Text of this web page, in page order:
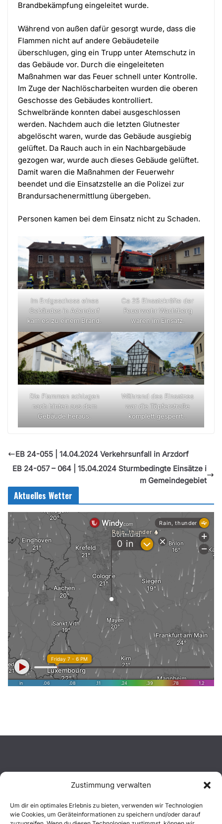
Zustimmung verwalten
Um dir ein optimales Erlebnis zu bieten, verwenden wir Technologien
wie Cookies, um Geräteinformationen zu speichern und/oder darauf
Brandbekämpfung eingeleitet wurde.
Während von außen dafür gesorgt wurde, dass die
Flammen nicht auf andere Gebäudeteile
überschlugen, ging ein Trupp unter Atemschutz in
das Gebäude vor. Durch die eingeleiteten
Maßnahmen war das Feuer schnell unter Kontrolle.
Im Zuge der Nachlöscharbeiten wurden die oberen
Geschosse des Gebäudes kontrolliert.
Schwelbrände konnten dabei ausgeschlossen
werden. Nachdem auch die letzten Glutnester
abgelöscht waren, wurde das Gebäude ausgiebig
gelüftet. Da Rauch auch in ein Nachbargebäude
gezogen war, wurde auch dieses Gebäude gelüftet.
Damit waren die Maßnahmen der Feuerwehr
beendet und die Einsatzstelle an die Polizei zur
Brandursachenermittlung übergeben.
Personen kamen bei dem Einsatz nicht zu Schaden.
Im Erdgeschoss eines
Gebäudes in Adendorf
kam es zu einem Brand.
Ca 25 Einsatzkräfte der
Feuerwehr Wachtberg
waren im Einsatz.
Die Flammen schlugen
nach hinten aus dem
Gebäude heraus.
Während des Einsatzes
war die Töpferstraße
komplett gesperrt..
EB 24-055 | 14.04.2024 Verkehrsunfall in Arzdorf
EB 24-057 – 064 | 15.04.2024 Sturmbedingte Einsätze i
m Gemeindegebiet
Aktuelles Wetter
Aktuelles